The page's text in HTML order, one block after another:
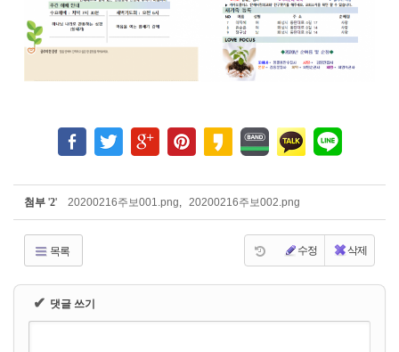
첨부 '2' 20200216주보001.png 20200216주보002.png
목록 수정 삭제
✔ 댓글 쓰기